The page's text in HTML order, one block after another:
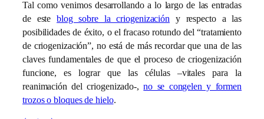
Tal como venimos desarrollando a lo largo de las entradas
de esteblog sobre la criogenización y respecto a las
posibilidades de éxito, o el fracaso rotundo del “tratamiento
de criogenización”, no está de más recordar que una de las
claves fundamentales de que el proceso de criogenización
funcione, es lograr que las células –vitales para la
reanimación del criogenizado-,no se congelen y formen
trozos o bloques de hielo.